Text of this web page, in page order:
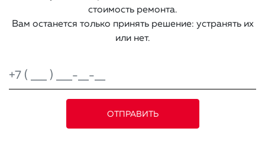
стоимость ремонта.
Вам останется только принять решение: устранять их
или нет.